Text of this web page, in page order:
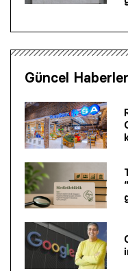
Güncel Haberler